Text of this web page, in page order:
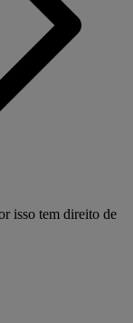
isso tem direito de